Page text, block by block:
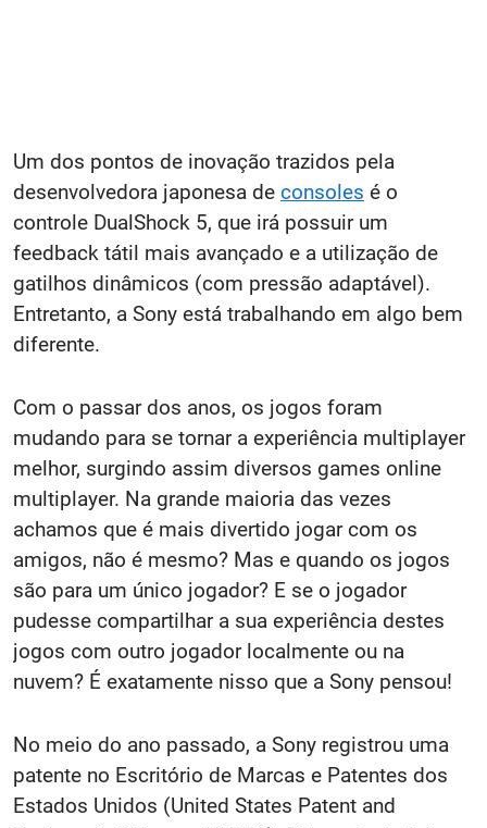
Um dos pontos de inovação trazidos pela
desenvolvedora japonesa de consoles é o
controle DualShock 5, que irá possuir um
feedback tátil mais avançado e a utilização de
gatilhos dinâmicos (com pressão adaptável).
Entretanto, a Sony está trabalhando em algo bem
diferente.
Com o passar dos anos, os jogos foram
mudando para se tornar a experiência multiplayer
melhor, surgindo assim diversos games online
multiplayer. Na grande maioria das vezes
achamos que é mais divertido jogar com os
amigos, não é mesmo? Mas e quando os jogos
são para um único jogador? E se o jogador
pudesse compartilhar a sua experiência destes
jogos com outro jogador localmente ou na
nuvem? É exatamente nisso que a Sony pensou!
No meio do ano passado, a Sony registrou uma
patente no Escritório de Marcas e Patentes dos
Estados Unidos (United States Patent and